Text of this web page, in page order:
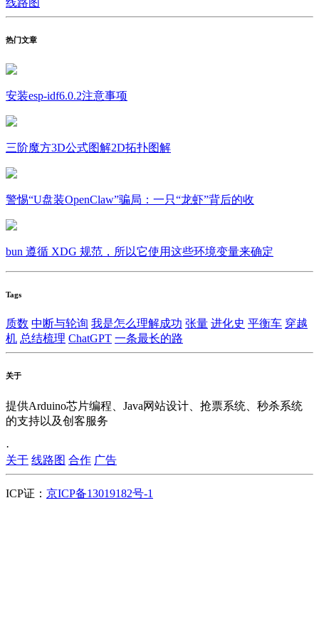
线路图
热门文章
安装esp-idf6.0.2注意事项
三阶魔方3D公式图解2D拓扑图解
警惕“U盘装OpenClaw”骗局：一只“龙虾”背后的收
bun 遵循 XDG 规范，所以它使用这些环境变量来确定
Tags
质数 中断与轮询 我是怎么理解成功 张量 进化史 平衡车 穿越
机 总结梳理 ChatGPT 一条最长的路
关于
提供Arduino芯片编程、Java网站设计、抢票系统、秒杀系统
的支持以及创客服务
·
关于 线路图 合作 广告
ICP证： 京ICP备13019182号-1